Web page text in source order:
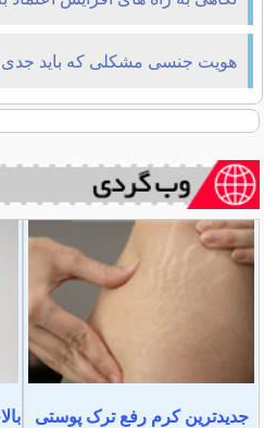
هویت جنسی مشكلی كه باید جدی
جدیدترین کرم رفع ترک پوستی